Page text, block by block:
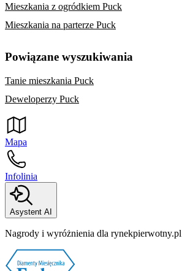
Mieszkania z ogródkiem Puck
Mieszkania na parterze Puck
Powiązane wyszukiwania
Tanie mieszkania Puck
Deweloperzy Puck
Mapa
Infolinia
Asystent AI
Nagrody i wyróżnienia dla rynekpierwotny.pl